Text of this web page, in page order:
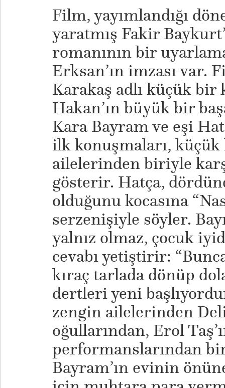
Film, yayımlandığı
yaratmış Fakir
romanının bir
Erksan’ın imzası var.
Karakaş adlı küçük
Hakan’ın büyük bir
Kara Bayram ve eşi
ilk konuşmaları,
ailelerinden biriyle
gösterir. Hatça,
olduğunu kocasına
serzenişiyle söyler.
yalnız olmaz, çocuk
cevabı yetiştirir:
kıraç tarlada dönüp
dertleri yeni
zengin ailelerinden
oğullarından, Erol
performanslarından
Bayram’ın evinin